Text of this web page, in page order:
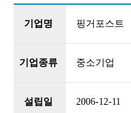
기업명 핑거포스트
기업종류 중소기업
설립일 2006-12-11